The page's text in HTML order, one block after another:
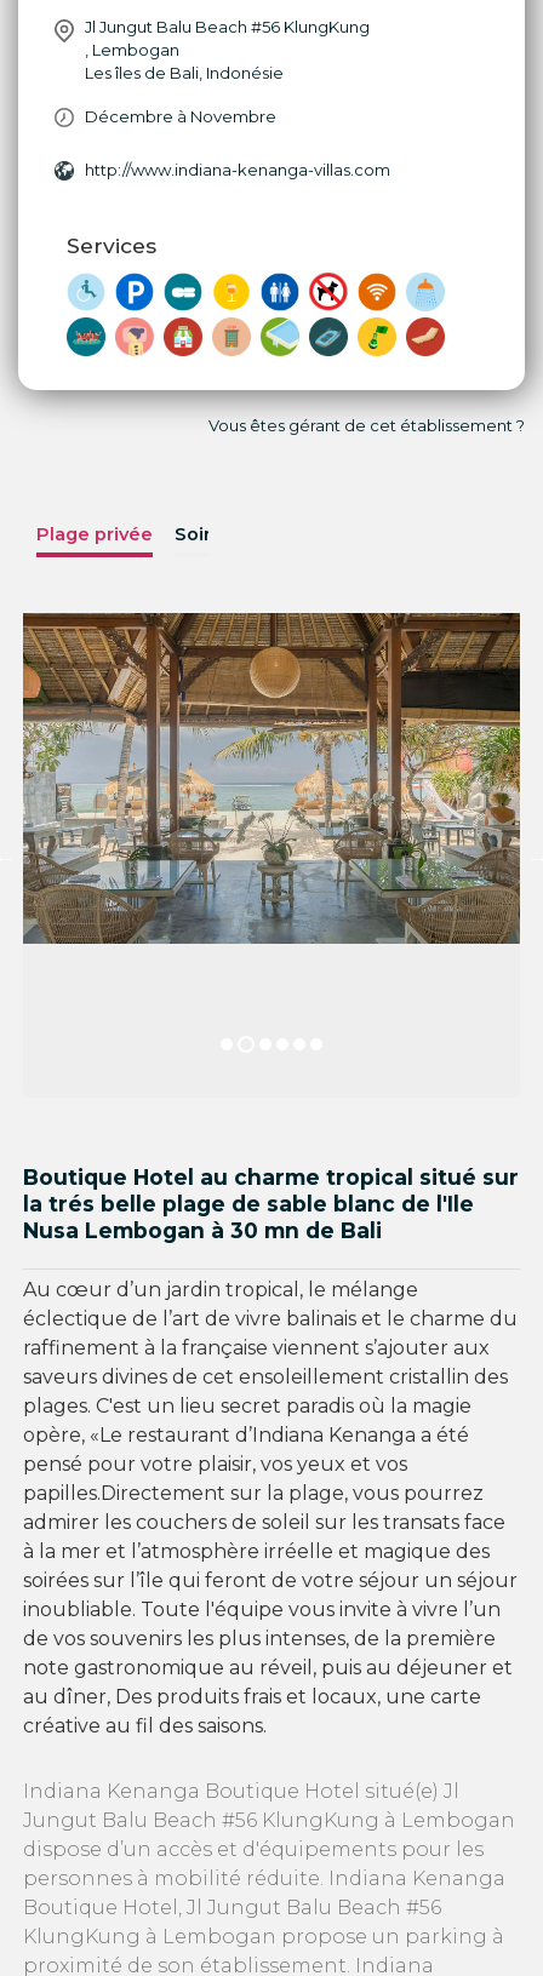
Jl Jungut Balu Beach #56 KlungKung
, Lembogan
Les îles de Bali, Indonésie
Décembre à Novembre
http://www.indiana-kenanga-villas.com
Services
Vous êtes gérant de cet établissement ?
Plage privée Soirées
Boutique Hotel au charme tropical situé sur
la trés belle plage de sable blanc de l'Ile
Nusa Lembogan à 30 mn de Bali
Au cœur d’un jardin tropical, le mélange
éclectique de l’art de vivre balinais et le charme du
raffinement à la française viennent s’ajouter aux
saveurs divines de cet ensoleillement cristallin des
plages. C'est un lieu secret paradis où la magie
opère, «Le restaurant d’Indiana Kenanga a été
pensé pour votre plaisir, vos yeux et vos
papilles.Directement sur la plage, vous pourrez
admirer les couchers de soleil sur les transats face
à la mer et l’atmosphère irréelle et magique des
soirées sur l’île qui feront de votre séjour un séjour
inoubliable. Toute l'équipe vous invite à vivre l’un
de vos souvenirs les plus intenses, de la première
note gastronomique au réveil, puis au déjeuner et
au dîner, Des produits frais et locaux, une carte
créative au fil des saisons.
Indiana Kenanga Boutique Hotel situé(e) Jl
Jungut Balu Beach #56 KlungKung à Lembogan
dispose d’un accès et d'équipements pour les
personnes à mobilité réduite. Indiana Kenanga
Boutique Hotel, Jl Jungut Balu Beach #56
KlungKung à Lembogan propose un parking à
proximité de son établissement. Indiana